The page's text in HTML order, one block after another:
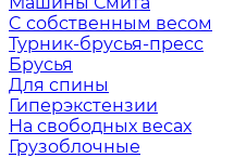
C собственным весом
Турник-брусья-пресс
Брусья
Для спины
Гиперэкстензии
На свободных весах
Грузоблочные